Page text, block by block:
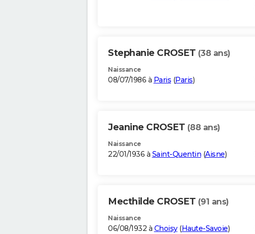
Stephanie CROSET (38 ans)
Naissance
08/07/1986 à Paris (Paris)
Jeanine CROSET (88 ans)
Naissance
22/01/1936 à Saint-Quentin (Aisne)
Mecthilde CROSET (91 ans)
Naissance
06/08/1932 à Choisy(Haute-Savoie)